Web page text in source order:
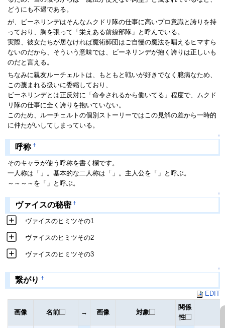
どうにも不遇である。
が、ビーネリンデはそんなムクドリ隊の仕事に高いプロ意識と誇りを持
っており、胸を張って「栄えある前線部隊」と呼んでいる。
実際、彼女たちが居なければ魔術師団はご自慢の魔法を唱えるヒマすら
ないのだから、そういう意味では、ビーネリンデが抱く誇りは正しいも
のだと言える。
ちなみに親友ルーチェルトは、もともと戦いが好きでなく臆病なため、
この蔑まれる扱いに委縮しており、
ビーネリンデとは正反対に「命令されるから働いてる」程度で、ムクド
リ隊の仕事に全く誇りを抱いていない。
このため、ルーチェルトの個別ストーリーではこの見解の差から一時的
に仲たがいしてしまっている。
↑
呼称 †
そのキャラが使う呼称を書く欄です。
一人称は「」。基本的な二人称は「」。主人公を「」と呼ぶ。
～～～～を「」と呼ぶ。
↑
ヴァイスの秘密 †
ヴァイスのヒミツその1
ヴァイスのヒミツその2
ヴァイスのヒミツその3
↑
繋がり †
EDIT
画像 名前 → 画像 対象
関係
性